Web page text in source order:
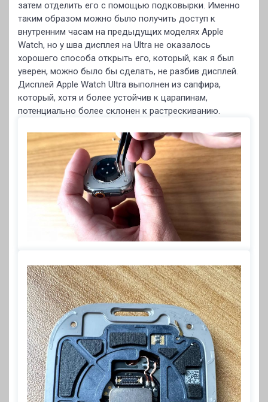
затем отделить его с помощью подковырки. Именно
таким образом можно было получить доступ к
внутренним часам на предыдущих моделях Apple
Watch, но у шва дисплея на Ultra не оказалось
хорошего способа открыть его, который, как я был
уверен, можно было бы сделать, не разбив дисплей.
Дисплей Apple Watch Ultra выполнен из сапфира,
который, хотя и более устойчив к царапинам,
потенциально более склонен к растрескиванию.